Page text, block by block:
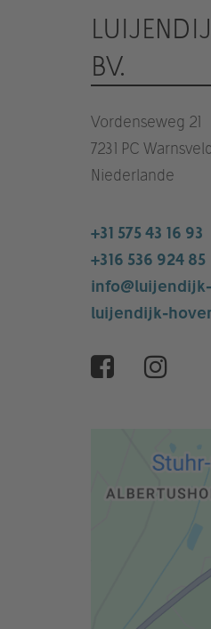
BV.
Vordenseweg 21
7231 PC Warnsveld
Niederlande
+31 575 43 16 93
+316 536 924 85
luijendijk-